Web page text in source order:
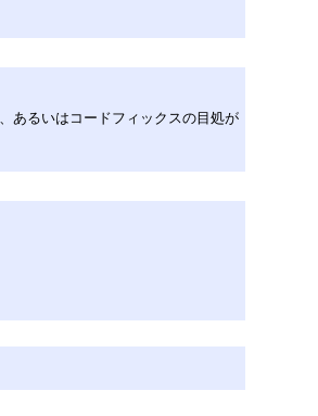
あるいはコードフィックスの目処が